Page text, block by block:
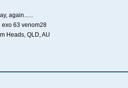
again......
exo 63 venom28
Heads, QLD, AU